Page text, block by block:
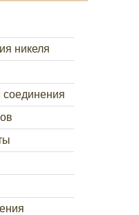
никеля